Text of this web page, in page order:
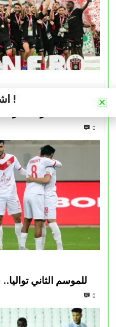
التتويج بالكأس.. دفعة
موقعة
0
للموسم الثاني
0
اشترك في نشرتنا الإخبارية !